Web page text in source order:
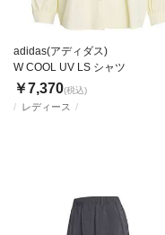
レディース
adidas(アディダス)
W COOL UV LS シャツ
￥7,370(税込)